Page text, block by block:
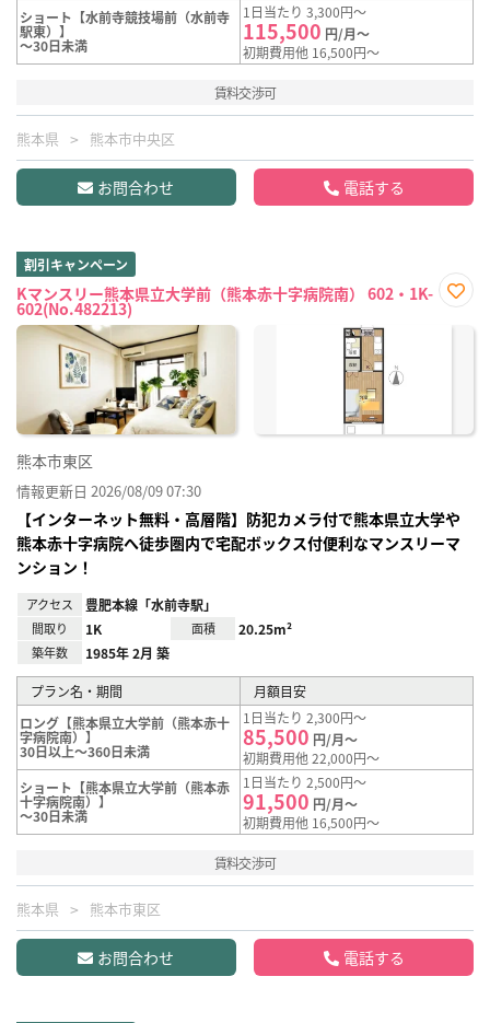
ショート【水前寺競技場前（水前寺
駅東）】
～30日未満
1日当たり 3,300円～
115,500 円/月～
初期費用他 16,500円～
賃料交渉可
熊本県 熊本市中央区
お問合わせ 電話する
割引キャンペーン
Kマンスリー熊本県立大学前（熊本赤十字病院南） 602・1K-
602(No.482213)
に入
熊本市東区
情報更新日 2026/08/09 07:30
【インターネット無料・高層階】防犯カメラ付で熊本県立大学や
熊本赤十字病院へ徒歩圏内で宅配ボックス付便利なマンスリーマ
ンション！
アクセス 豊肥本線「水前寺駅」
間取り 1K 面積 20.25m²
築年数 1985年 2月 築
プラン名・期間
月額目安
ロング【熊本県立大学前（熊本赤十
字病院南）】
30日以上～360日未満
1日当たり 2,300円～
85,500 円/月～
初期費用他 22,000円～
ショート【熊本県立大学前（熊本赤
十字病院南）】
～30日未満
1日当たり 2,500円～
91,500 円/月～
初期費用他 16,500円～
賃料交渉可
熊本県 熊本市東区
お問合わせ 電話する